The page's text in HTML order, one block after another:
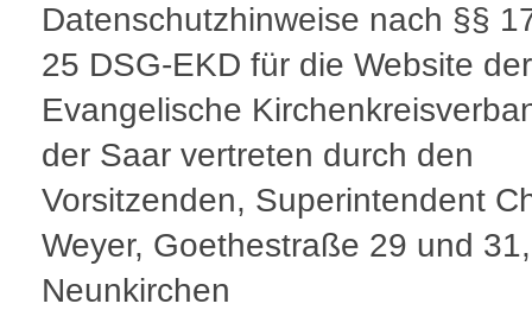
Datenschutzhinweise nach §§
25 DSG-EKD für die Website der
Evangelische
der Saar vertreten durch den
Vorsitzenden, Superintendent
Weyer, Goethestraße 29 und
Neunkirchen